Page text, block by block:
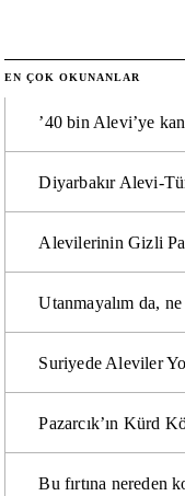
EN ÇOK OKUNANLAR
’40 bin Alevi’ye
Diyarbakır Alevi-
Alevilerinin Gizli
Utanmayalım da, ne
Suriyede Aleviler
Pazarcık’ın Kürd
Bu fırtına nereden